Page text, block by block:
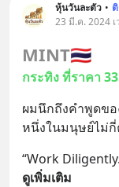
หุ้นวันละตัว •
23 มี.ค. 2024
MINT🇹🇭
กระทิง ที่ราคา
ผมนึกถึงคำพูดขอ
หนึ่งในมนุษย์ไม่
“Work
ดูเพิ่มเติม